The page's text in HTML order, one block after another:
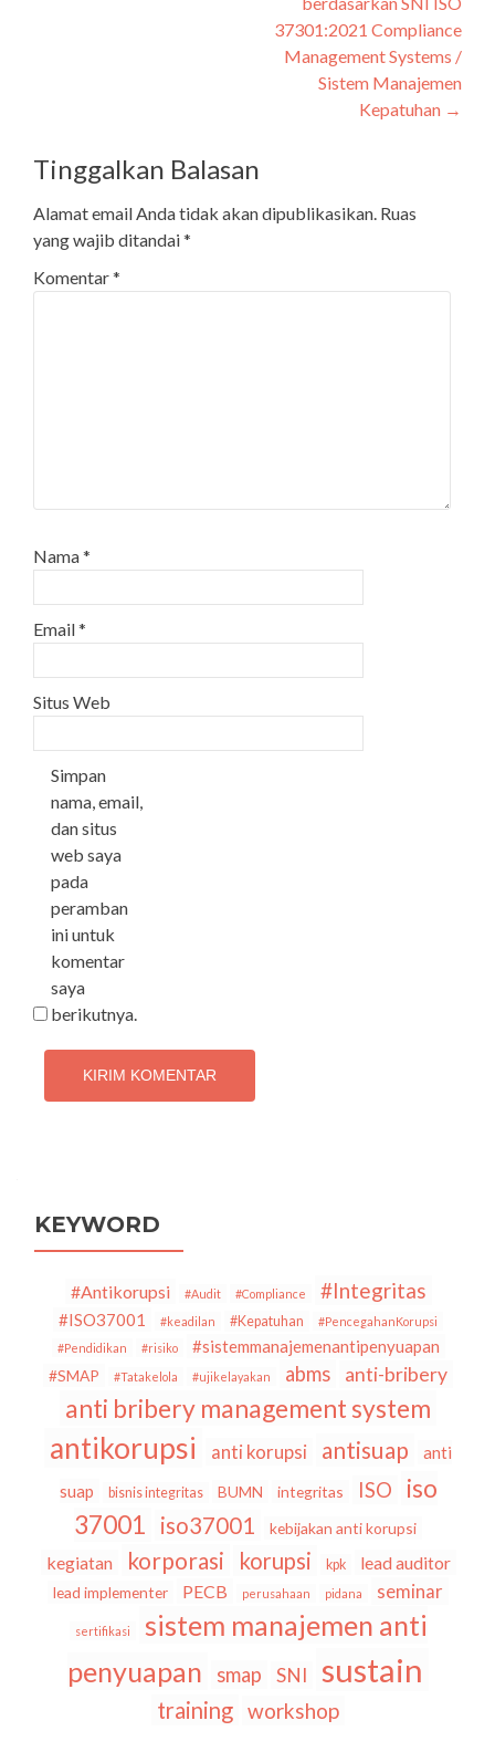
37301:2021 Compliance
Management Systems /
Sistem Manajemen
Kepatuhan →
Tinggalkan Balasan
Alamat email Anda tidak akan dipublikasikan. Ruas
yang wajib ditandai*
Komentar*
Nama*
Email*
Situs Web
Simpan
nama, email,
dan situs
web saya
pada
peramban
ini untuk
komentar
saya
berikutnya.
KEYWORD
#Antikorupsi #Audit #Compliance #Integritas
#ISO37001 #keadilan #Kepatuhan
#PencegahanKorupsi
#Pendidikan
#risiko #sistemmanajemenantipenyuapan
#SMAP #Tatakelola #ujikelayakan abms anti-bribery
anti bribery management system
antikorupsi anti korupsi antisuap
anti
suap
bisnis integritas BUMN integritas ISO
iso
37001
iso37001 kebijakan anti korupsi
kegiatan korporasi korupsi kpk lead auditor
lead implementer PECB perusahaan pidana seminar
sertifikasi
sistem manajemen anti
penyuapan
smap SNI sustain
training workshop